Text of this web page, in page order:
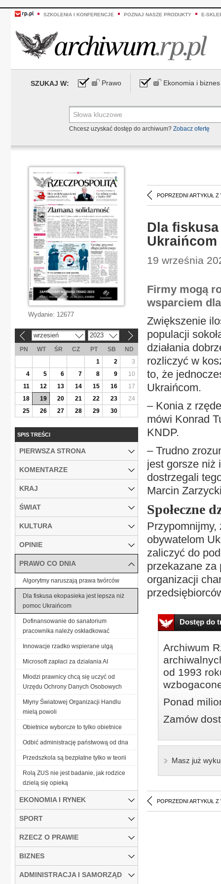
SZKOLENIA I KONFERENCJE POZNAJ NASZE PRODUKTY E-
SZUKAJ W: Prawo Ekonomia i biznes
Chcesz uzyskać dostęp do archiwum? Zobacz ofertę
POPRZEDNI ARTYKUŁ Z
Dla
Ukraińcom
19 września
Firmy mogą
wsparciem
Zwiększenie
populacji
działania
rozliczyć w
to, że
Ukraińcom.
– Konia z
mówi Konrad
KNDP.
– Trudno
jest gorsze niż
dostrzegali
Marcin
Społeczne
obywatelom
zaliczyć do
przekazane za
organizacji
Dostęp do
Archiwum
od 1993
Ponad
Zamów
Masz już
POPRZEDNI ARTYKUŁ Z
Wydanie: 12677
wrzesień 2023
PN WT ŚR CZ PT SB
ND
1
2
3
4
5 6 7 8 9
10
11
12 13 14 15 16
17
18
19 20 21 22 23
24
25
26 27 28 29 30
SPIS TREŚCI
PIERWSZA STRONA
KOMENTARZE
KRAJ
ŚWIAT
KULTURA
OPINIE
PRAWO CO DNIA
Algorytmy naruszają prawa twórców
Dla fiskusa ekopasieka jest lepsza niż
pomoc Ukraińcom
Dofinansowanie do sanatorium
pracownika należy oskładkować
Innowacje rzadko wspierane ulgą
Microsoft zapłaci za działania AI
Młodzi prawnicy chcą się uczyć od
Urzędu Ochrony Danych Osobowych
Młyny Światowej Organizacji Handlu
mielą powoli
Obietnice wyborcze to tylko obietnice
Odbić administrację państwową od dna
Przedszkola są bezpłatne tylko w teorii
Rolą ZUS nie jest badanie, jak rodzice
dzielą się opieką
EKONOMIA I RYNEK
SPORT
RZECZ O PRAWIE
BIZNES
ADMINISTRACJA I SAMORZĄD